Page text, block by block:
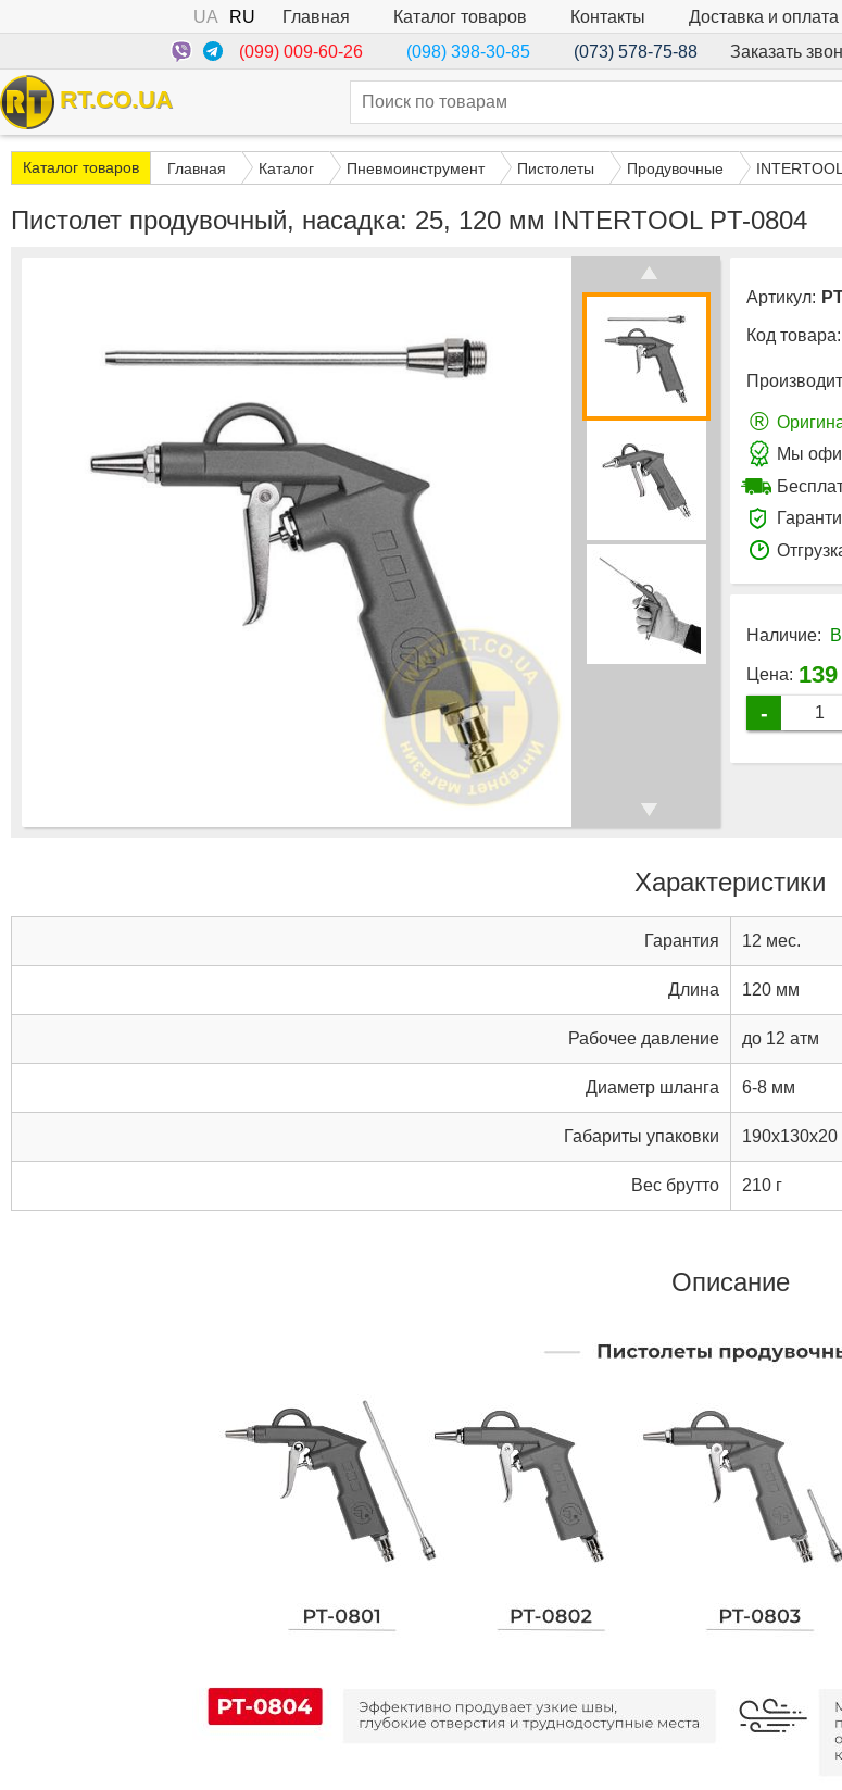
UA RU Главная Каталог товаров Контакты Доставка и оплата
(099) 009-60-26
(098) 398-30-85 (073) 578-75-88 Заказать
RT.CO.UA
Каталог товаров Главная Каталог Пневмоинструмент Пистолеты Продувочные INTERTOOL
Пистолет продувочный, насадка: 25, 120 мм INTERTOOL PT-0804
Артикул:
Код товара:
®
Мы
Наличие:
Цена: 139
-
Характеристики
Гарантия 12 мес.
Дли­на 120 мм
Рабочее давление до 12 атм
Диаметр шланга 6-8 мм
Габариты упаковки
Вес брутто 210 г
Описание